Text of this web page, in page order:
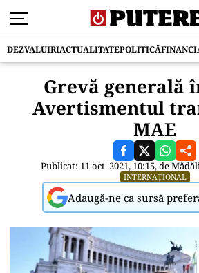
DEZVALUIRIACTUALITATEPOLITICĂ
Grevă generală
Avertismentul
MAE
Publicat: 11 oct. 2021, 10:15, de
INTERNAȚIONAL
Adaugă-ne ca sursă